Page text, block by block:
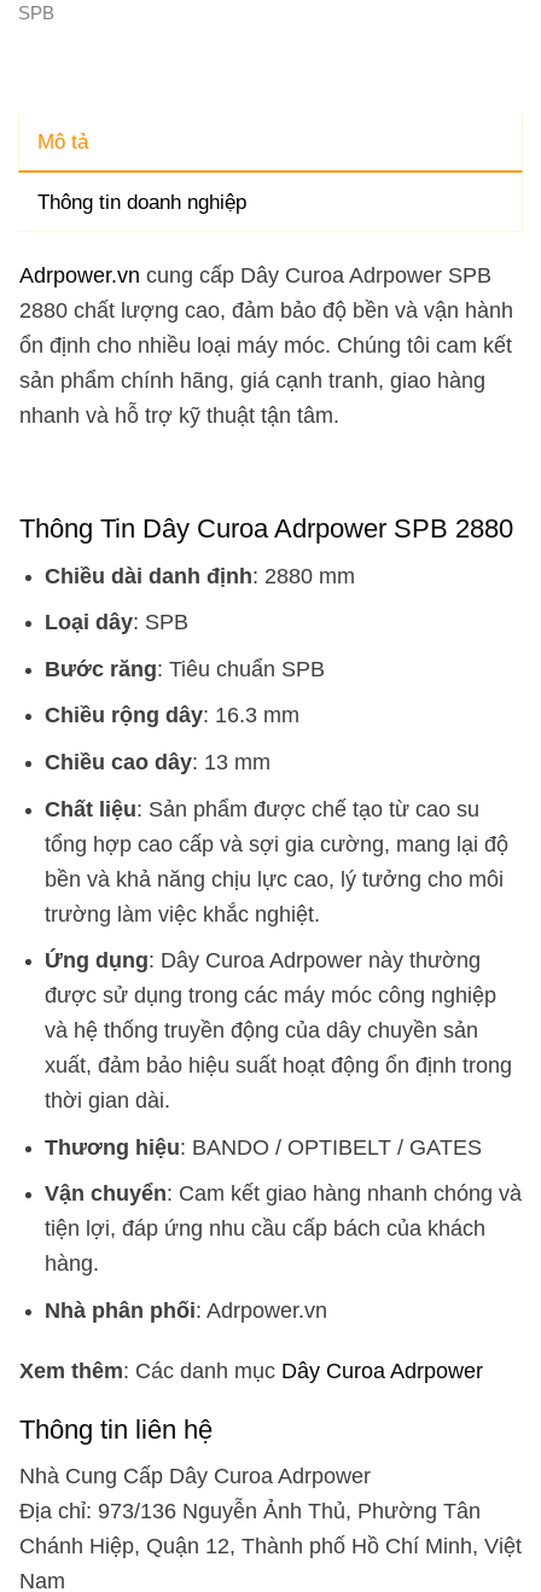
SPB
Mô tả
Thông tin doanh nghiệp
Adrpower.vn cung cấp Dây Curoa Adrpower SPB
2880 chất lượng cao, đảm bảo độ bền và vận hành
ổn định cho nhiều loại máy móc. Chúng tôi cam kết
sản phẩm chính hãng, giá cạnh tranh, giao hàng
nhanh và hỗ trợ kỹ thuật tận tâm.
Thông Tin Dây Curoa Adrpower SPB 2880
Chiều dài danh định: 2880 mm
Loại dây: SPB
Bước răng: Tiêu chuẩn SPB
Chiều rộng dây: 16.3 mm
Chiều cao dây: 13 mm
Chất liệu: Sản phẩm được chế tạo từ cao su
tổng hợp cao cấp và sợi gia cường, mang lại độ
bền và khả năng chịu lực cao, lý tưởng cho môi
trường làm việc khắc nghiệt.
Ứng dụng: Dây Curoa Adrpower này thường
được sử dụng trong các máy móc công nghiệp
và hệ thống truyền động của dây chuyền sản
xuất, đảm bảo hiệu suất hoạt động ổn định trong
thời gian dài.
Thương hiệu: BANDO / OPTIBELT / GATES
Vận chuyển: Cam kết giao hàng nhanh chóng và
tiện lợi, đáp ứng nhu cầu cấp bách của khách
hàng.
Nhà phân phối: Adrpower.vn
Xem thêm: Các danh mục Dây Curoa Adrpower
Thông tin liên hệ
Nhà Cung Cấp Dây Curoa Adrpower
Địa chỉ: 973/136 Nguyễn Ảnh Thủ, Phường Tân
Chánh Hiệp, Quận 12, Thành phố Hồ Chí Minh, Việt
Nam